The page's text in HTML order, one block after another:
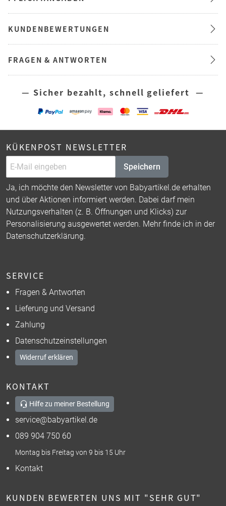
KUNDENBEWERTUNGEN
FRAGEN & ANTWORTEN
— Sicher bezahlt, schnell geliefert —
KÜKENPOST NEWSLETTER
Speichern
Ja, ich möchte den Newsletter von Babyartikel.de erhalten
und über Aktionen informiert werden. Dabei darf mein
Nutzungsverhalten (z. B. Öffnungen und Klicks) zur
Personalisierung ausgewertet werden. Mehr finde ich in der
Datenschutzerklärung.
SERVICE
Fragen & Antworten
Lieferung und Versand
Zahlung
Datenschutzeinstellungen
Widerruf erklären
KONTAKT
Hilfe zu meiner Bestellung
service@babyartikel.de
089 904 750 60
Montag bis Freitag von 9 bis 15 Uhr
Kontakt
KUNDEN BEWERTEN UNS MIT "SEHR GUT"